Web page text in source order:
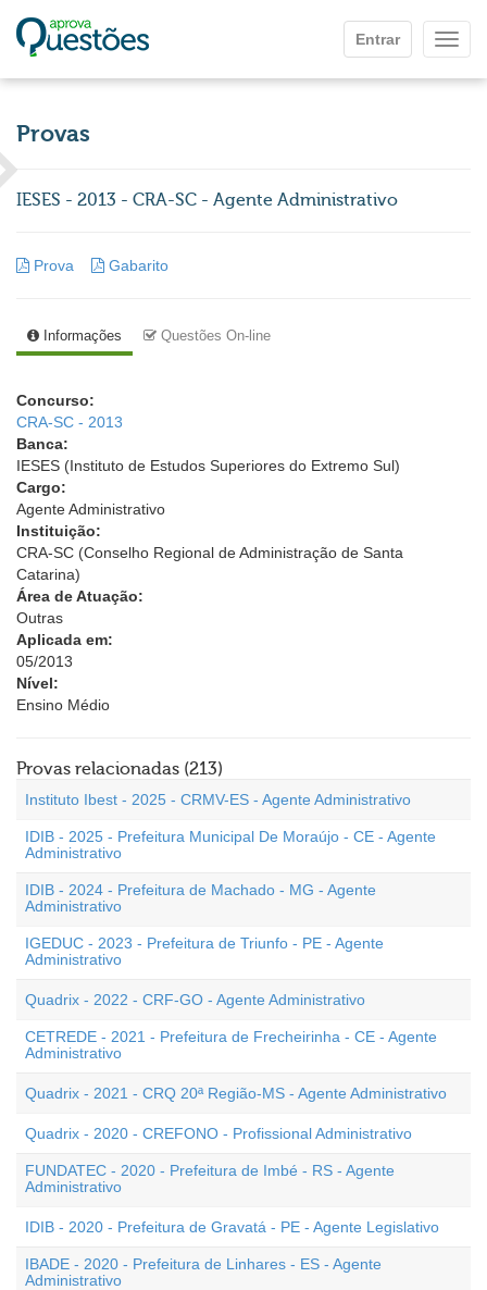
Entrar
Provas
IESES - 2013 - CRA-SC - Agente Administrativo
Prova Gabarito
Informações Questões On-line
Concurso:
CRA-SC - 2013
Banca:
IESES (Instituto de Estudos Superiores do Extremo Sul)
Cargo:
Agente Administrativo
Instituição:
CRA-SC (Conselho Regional de Administração de Santa
Catarina)
Área de Atuação:
Outras
Aplicada em:
05/2013
Nível:
Ensino Médio
Provas relacionadas (213)
Instituto Ibest - 2025 - CRMV-ES - Agente Administrativo
IDIB - 2025 - Prefeitura Municipal De Moraújo - CE - Agente
Administrativo
IDIB - 2024 - Prefeitura de Machado - MG - Agente
Administrativo
IGEDUC - 2023 - Prefeitura de Triunfo - PE - Agente
Administrativo
Quadrix - 2022 - CRF-GO - Agente Administrativo
CETREDE - 2021 - Prefeitura de Frecheirinha - CE - Agente
Administrativo
Quadrix - 2021 - CRQ 20ª Região-MS - Agente Administrativo
Quadrix - 2020 - CREFONO - Profissional Administrativo
FUNDATEC - 2020 - Prefeitura de Imbé - RS - Agente
Administrativo
IDIB - 2020 - Prefeitura de Gravatá - PE - Agente Legislativo
IBADE - 2020 - Prefeitura de Linhares - ES - Agente
Administrativo